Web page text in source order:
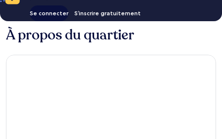
Se connecter S’inscrire gratuitement
À propos du quartier